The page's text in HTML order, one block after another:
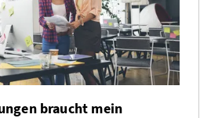
braucht mein